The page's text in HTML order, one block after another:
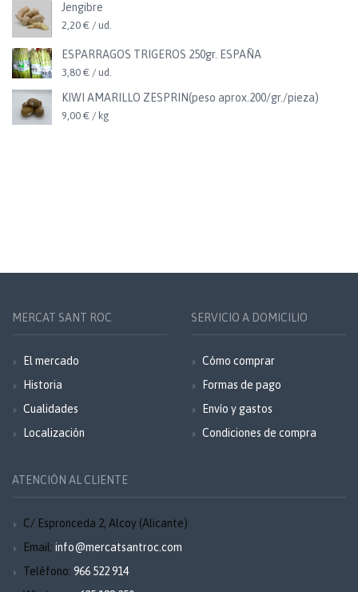
Jengibre
2,20 € / ud.
ESPARRAGOS TRIGEROS 250gr. ESPAÑA
3,80 € / ud.
KIWI AMARILLO ZESPRIN(peso aprox.200/gr./pieza)
9,00 € / kg
MERCAT SANT ROC
El mercado
Historia
Cualidades
Localización
SERVICIO A DOMICILIO
Cómo comprar
Formas de pago
Envío y gastos
Condiciones de compra
ATENCIÓN AL CLIENTE
C/ Espronceda 2, Alcoy (Alicante)
Email: info@mercatsantroc.com
Teléfono: 966 522 914